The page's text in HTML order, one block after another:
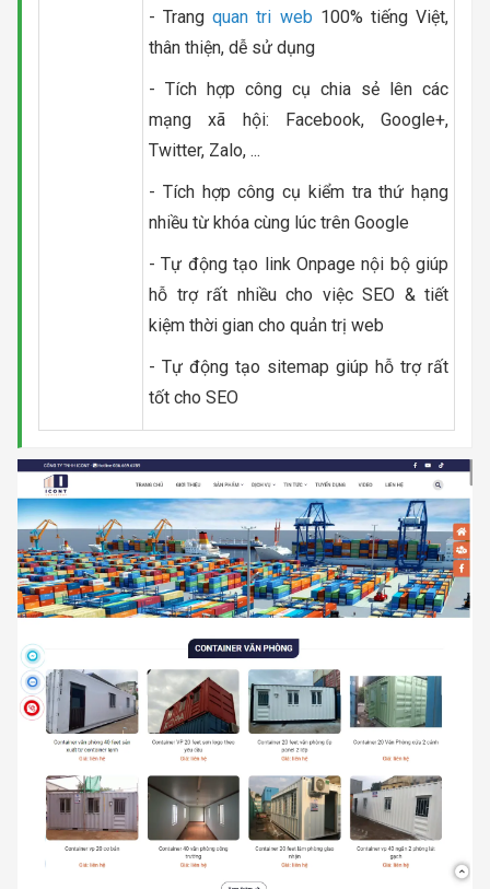
- Trangquan tri web 100% tiếng Việt,
thân thiện, dễ sử dụng
- Tích hợp công cụ chia sẻ lên các
mạng xã hội: Facebook, Google+,
Twitter, Zalo, ...
- Tích hợp công cụ kiểm tra thứ hạng
nhiều từ khóa cùng lúc trên Google
- Tự động tạo link Onpage nội bộ giúp
hỗ trợ rất nhiều cho việc SEO & tiết
kiệm thời gian cho quản trị web
- Tự động tạo sitemap giúp hỗ trợ rất
tốt cho SEO